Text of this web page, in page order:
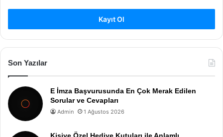
Kayıt Ol
Son Yazılar
E İmza Başvurusunda En Çok Merak Edilen
Sorular ve Cevapları
Admin 1 Ağustos 2026
Kişiye Özel Hediye Kutuları ile Anlamlı